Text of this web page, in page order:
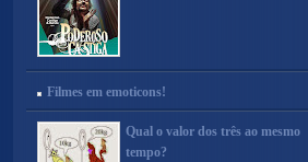
Filmes em emoticons!
Qual o valor dos três ao mesmo
tempo?